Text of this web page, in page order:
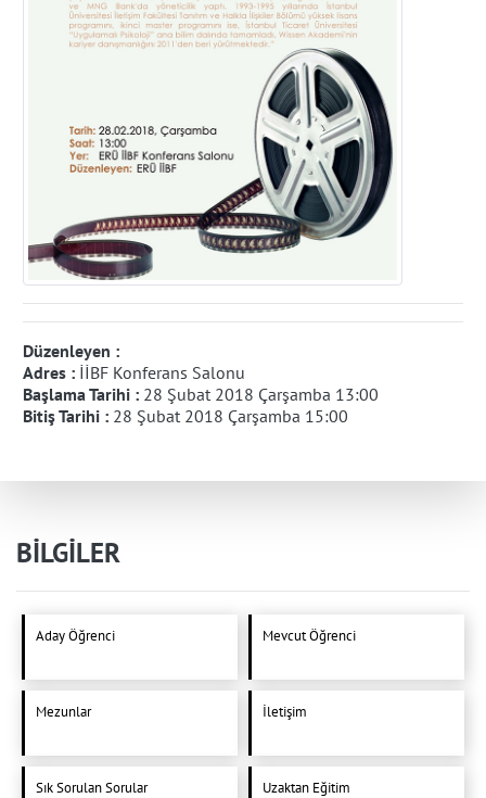
Düzenleyen :
Adres : İİBF Konferans Salonu
Başlama Tarihi : 28 Şubat 2018 Çarşamba 13:00
Bitiş Tarihi : 28 Şubat 2018 Çarşamba 15:00
BİLGİLER
Aday Öğrenci Mevcut Öğrenci
Mezunlar İletişim
Sık Sorulan Sorular Uzaktan Eğitim